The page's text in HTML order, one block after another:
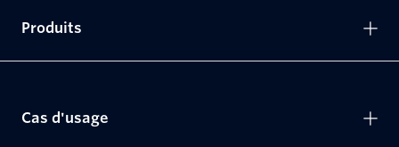
Produits
Cas d'usage